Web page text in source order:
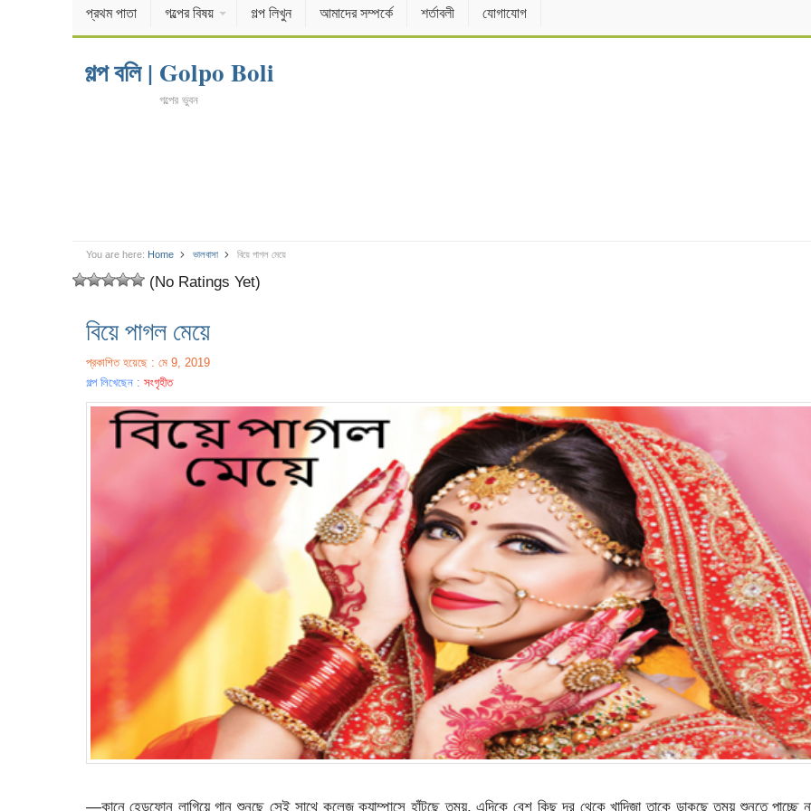
প্রথম পাতা গল্পের বিষয় গল্প লিখুন আমাদের সম্পর্কে শর্তাবলী যোগাযোগ
গল্প বলি | Golpo Boli
গল্পের ভুবন
You are here: Home ভালবাসা বিয়ে পাগল মেয়ে
(No Ratings Yet)
বিয়ে পাগল মেয়ে
প্রকাশিত হয়েছে : মে 9, 2019
গল্প লিখেছেন : সংগৃহীত
—কানে হেডফোন লাগিয়ে গান শুনছে সেই সাথে কলেজ ক্যাম্পাসে হাঁটছে তন্ময়, এদিকে বেশ কিছু দূর থেকে খাদিজা তাকে ডাকছে তন্ময় শুনতে পাচ্ছে